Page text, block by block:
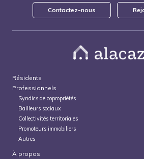
Contactez-nous
Résidents
Professionnels
Syndics de copropriétés
Bailleurs sociaux
Collectivités territoriales
Promoteurs immobiliers
Autres
À propos